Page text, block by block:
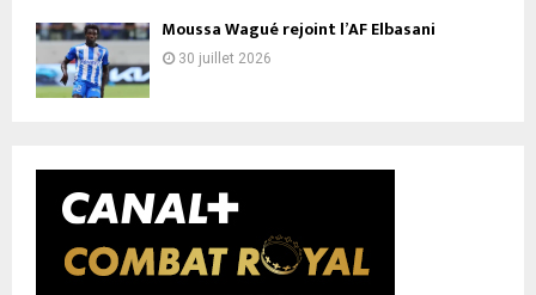
Moussa Wagué rejoint l’AF Elbasani
30 juillet 2026